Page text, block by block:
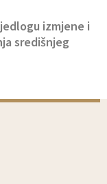
središnjeg